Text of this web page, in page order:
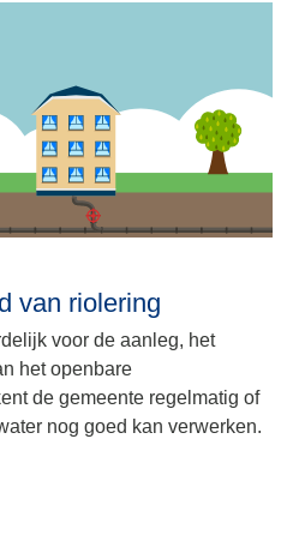
van riolering
voor de aanleg, het
het openbare
de gemeente regelmatig of
nog goed kan verwerken.